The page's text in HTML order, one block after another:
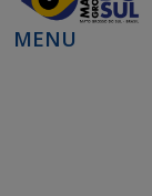
MENU